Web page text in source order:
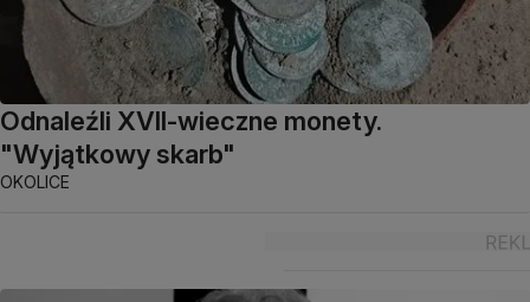
Odnaleźli XVII-wieczne monety.
"Wyjątkowy skarb"
OKOLICE